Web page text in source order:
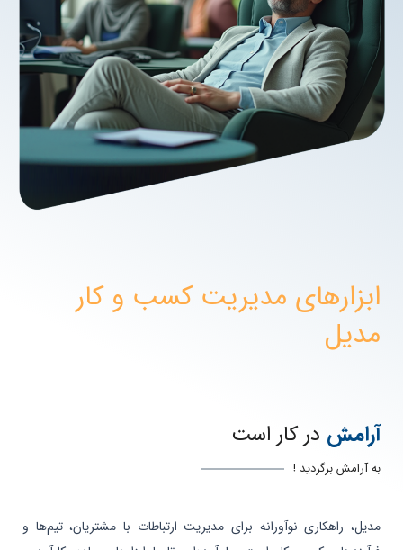
ابزارهای مدیریت کسب و کار
مدیل
آرامش در کار است
به آرامش برگردید !
مدیل، راهکاری نوآورانه برای مدیریت ارتباطات با مشتریان، تیم‌ها و